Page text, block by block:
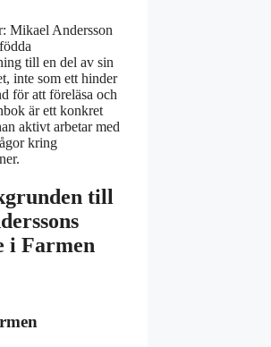
Mikael Andersson
till en del av sin
inte som ett hinder
för att föreläsa och
är ett konkret
aktivt arbetar med
kring
till
i Farmen